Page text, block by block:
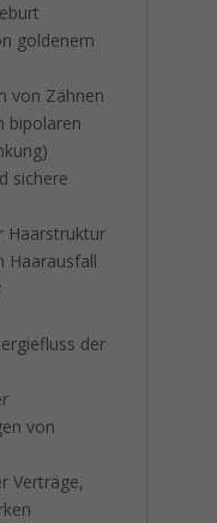
goldenem
von Zähnen
bipolaren
sichere
Haarstruktur
Haarausfall
der
von
Verträge,